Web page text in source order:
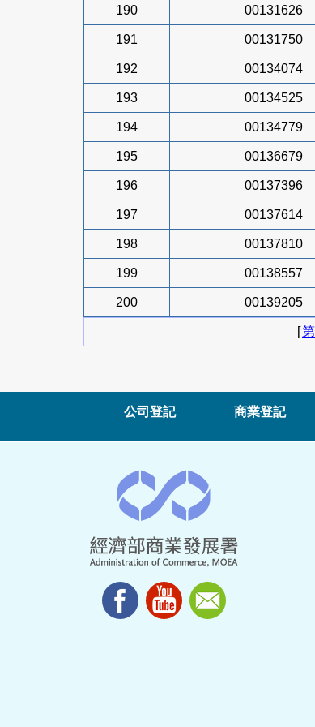
190 00131626
191 00131750
192 00134074
193 00134525
194 00134779
195 00136679
196 00137396
197 00137614
198 00137810
199 00138557
200 00139205
[
公司登記 商業登記